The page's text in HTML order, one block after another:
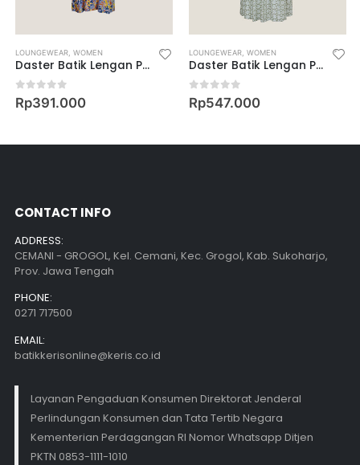
LOUNGEWEAR, WOMEN
Daster Batik Lengan Pendek Motif Keris Wiwarno
0out of 5
Rp391.000
LOUNGEWEAR, WOMEN
Daster Batik Lengan Pendek Karet Motif Melati
0out of 5
Rp547.000
CONTACT INFO
ADDRESS:
CEMANI - GROGOL, Kel. Cemani, Kec. Grogol, Kab. Sukoharjo,
Prov. Jawa Tengah
PHONE:
0271 717500
EMAIL:
batikkerisonline@keris.co.id
Layanan Pengaduan Konsumen Direktorat Jenderal
Perlindungan Konsumen dan Tata Tertib Negara
Kementerian Perdagangan RI Nomor Whatsapp Ditjen
PKTN 0853-1111-1010